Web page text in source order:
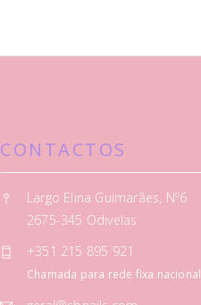
CONTACTOS
Largo Elina Guimarães, Nº6
2675-345 Odivelas
+351 215 895 921
Chamada para rede fixa nacional